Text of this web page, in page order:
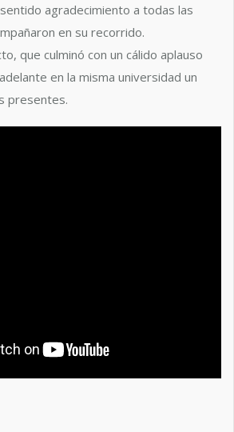
agradecimiento a todas las
en su recorrido.
que culminó con un cálido aplauso
en la misma universidad un
presentes.